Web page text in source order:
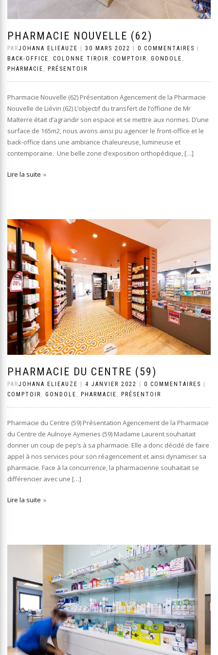
PHARMACIE NOUVELLE (62)
PARJOHANA ELIEAUZE | 30 MARS 2022 | 0 COMMENTAIRES |
BACK-OFFICE
COLONNE TIROIR COMPTOIR GONDOLE
PHARMACIE
PRÉSENTOIR
Pharmacie Nouvelle (62) Présentation Agencement de la Pharmacie
Nouvelle de Liévin (62) L’objectif du transfert de l’officine de Mr
Malterre était d’agrandir son espace et se mettre aux normes. D’une
surface de 165m2, nous avons ainsi pu agencer le front-office et le
back-office dans une ambiance chaleureuse, lumineuse et
contemporaine. Une belle zone d’exposition orthopédique, […]
Lire la suite
PHARMACIE DU CENTRE (59)
PARJOHANA ELIEAUZE 4 JANVIER 2022 0 COMMENTAIRES
COMPTOIR , GONDOLE , PHARMACIE , PRÉSENTOIR
Pharmacie du Centre (59) Présentation Agencement de la Pharmacie
du Centre de Aulnoye Aymeries (59) Madame Laurent souhaitait
donner un coup de pep’s à sa pharmacie. Elle a donc décidé de faire
appel à nos services pour son réagencement et ainsi dynamiser sa
pharmacie. Face à la concurrence, la pharmacienne souhaitait se
différencier avec une […]
Lire la suite